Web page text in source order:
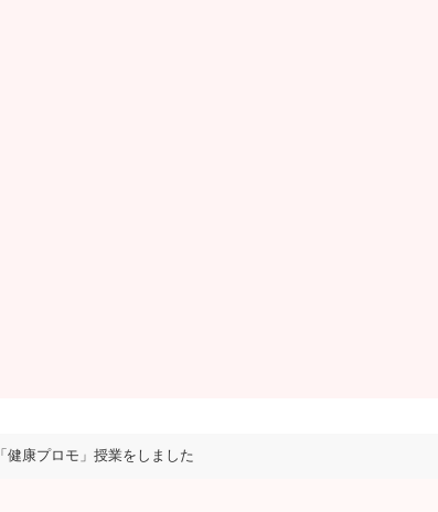
健康プロモ」授業をしました